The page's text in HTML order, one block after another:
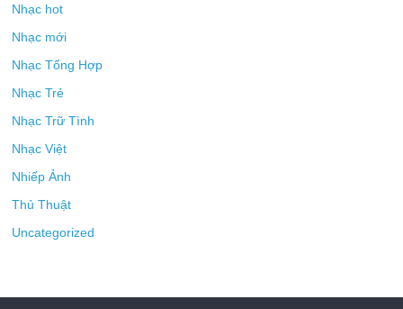
Nhạc hot
Nhạc mới
Nhạc Tổng Hợp
Nhạc Trẻ
Nhạc Trữ Tình
Nhạc Việt
Nhiếp Ảnh
Thủ Thuật
Uncategorized